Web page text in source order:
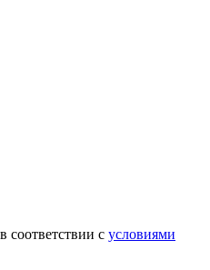
с условиями